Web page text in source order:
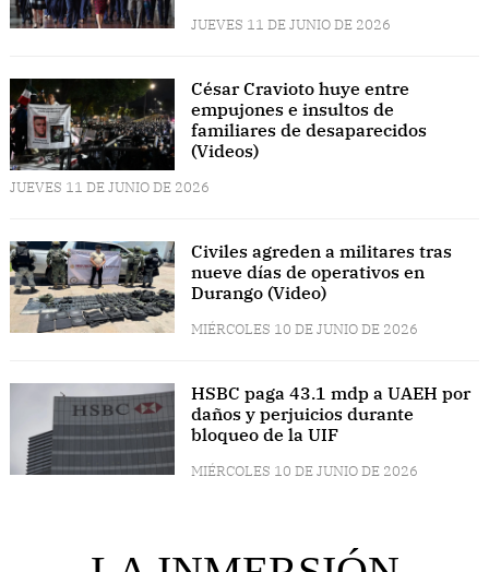
JUEVES 11 DE JUNIO DE 2026
César Cravioto huye entre
empujones e insultos de
familiares de desaparecidos
(Videos)
JUEVES 11 DE JUNIO DE 2026
Civiles agreden a militares tras
nueve días de operativos en
Durango (Video)
MIÉRCOLES 10 DE JUNIO DE 2026
HSBC paga 43.1 mdp a UAEH por
daños y perjuicios durante
bloqueo de la UIF
MIÉRCOLES 10 DE JUNIO DE 2026